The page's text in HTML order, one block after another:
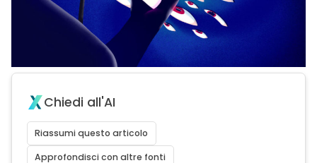
Chiedi all'AI
Riassumi questo articolo
Approfondisci con altre fonti